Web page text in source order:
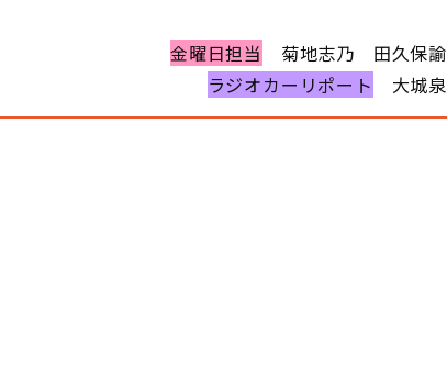
金曜日担当
菊地志乃 田久保諭
ラジオカーリポート
大城泉